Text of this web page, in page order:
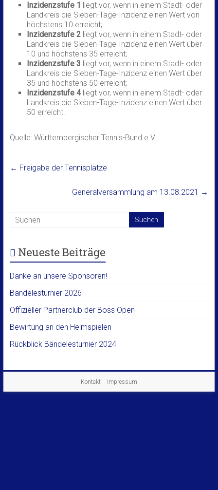
Inzidenzstufe 1 liegt vor, wenn in einem Stadt- oder
Landkreis die Sieben-Tage-Inzidenz einen Wert von
höchstens 10 erreicht;
Inzidenzstufe 2liegt vor, wenn in einem Stadt- oder
Landkreis die Sieben-Tage-Inzidenz einen Wert über
10 und höchstens 35 erreicht;
Inzidenzstufe 3 liegt vor, wenn in einem Stadt- oder
Landkreis die Sieben-Tage-Inzidenz einen Wert über
35 und höchstens 50 erreicht;
Inzidenzstufe 4liegt vor, wenn in einem Stadt- oder
Landkreis die Sieben-Tage-Inzidenz einen Wert über
50 erreicht.
Quelle: Württembergischer Tennis-Bund e.V.
← Freigabe der Tennisplätze
Generalversammlung am 13.08.2021 →
Neueste Beiträge
Danke an unsere Sponsoren!
Bändelesturnier 2026
Offizieller Partnerclub der Boss Open
Bewirtung an den Heimspielen
Rückblick Bändelesturnier 2024
Kontakt Impressum